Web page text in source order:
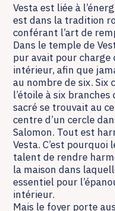
Vesta est liée à
est dans la tradition
conférant l’art de
Dans le temple de
pur avait pour charge
intérieur, afin que
au nombre de six. Six
l’étoile à six branches
sacré se trouvait au
centre d’un cercle
Salomon. Tout est
Vesta. C’est
talent de rendre
la maison dans
essentiel pour
intérieur.
Mais le foyer porte